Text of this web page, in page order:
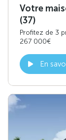
Votre
(37)
Profitez de 3
267 000€
En